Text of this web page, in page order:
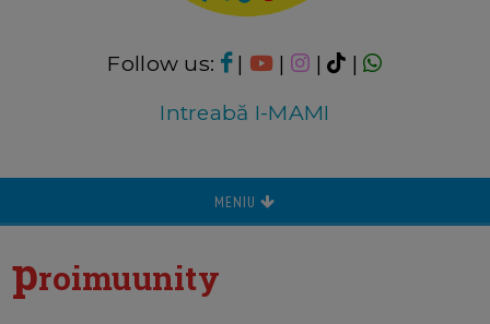
Follow us: | | |
|
Intreabă I-MAMI
MENIU
proimuunity